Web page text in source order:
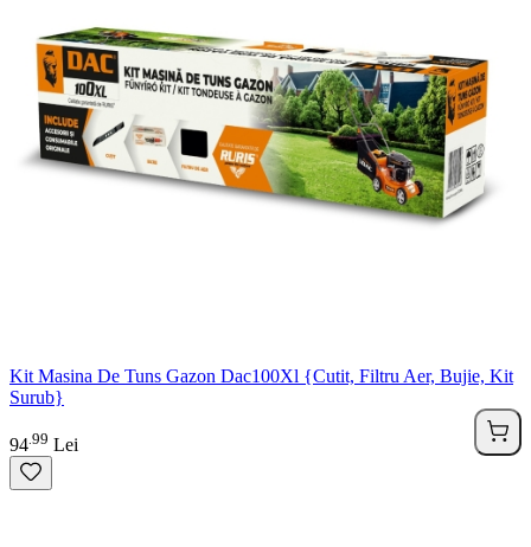
Kit Masina De Tuns Gazon Dac100Xl {Cutit, Filtru Aer, Bujie, Kit
Surub}
94 99 Lei